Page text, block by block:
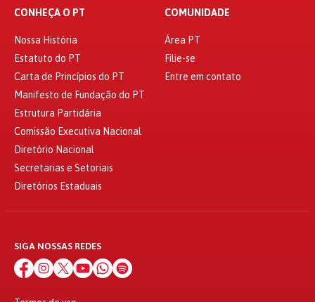
CONHEÇA O PT
Nossa História
Estatuto do PT
Carta de Princípios do PT
Manifesto de Fundação do PT
Estrutura Partidária
Comissão Executiva Nacional
Diretório Nacional
Secretarias e Setoriais
Diretórios Estaduais
COMUNIDADE
Área PT
Filie-se
Entre em contato
SIGA NOSSAS REDES